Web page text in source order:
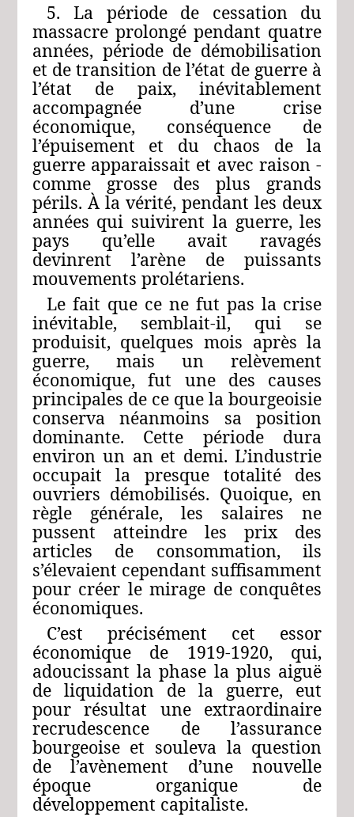
5. La période de cessation du
massacre prolongé pendant quatre
années, période de démobilisation
et de transition de l’état de guerre à
l’état de paix, inévitablement
accompagnée d’une crise
économique, conséquence de
l’épuisement et du chaos de la
guerre apparaissait et avec raison ‑
comme grosse des plus grands
périls. À la vérité, pendant les deux
années qui suivirent la guerre, les
pays qu’elle avait ravagés
devinrent l’arène de puissants
mouvements prolétariens.
Le fait que ce ne fut pas la crise
inévitable, semblait‑il, qui se
produisit, quelques mois après la
guerre, mais un relèvement
économique, fut une des causes
principales de ce que la bourgeoisie
conserva néanmoins sa position
dominante. Cette période dura
environ un an et demi. L’industrie
occupait la presque totalité des
ouvriers démobilisés. Quoique, en
règle générale, les salaires ne
pussent atteindre les prix des
articles de consommation, ils
s’élevaient cependant suffisamment
pour créer le mirage de conquêtes
économiques.
C’est précisément cet essor
économique de 1919‑1920, qui,
adoucissant la phase la plus aiguë
de liquidation de la guerre, eut
pour résultat une extraordinaire
recrudescence de l’assurance
bourgeoise et souleva la question
de l’avènement d’une nouvelle
époque organique de
développement capitaliste.